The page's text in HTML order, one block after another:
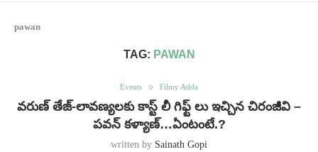
pawan
TAG: PAWAN
Events Filmy Adda
వరుణ్ తేజ్-లావణ్యలకు కాస్ట్ లీ గిఫ్ట్ లు ఇచ్చిన చిరంజీవి –
పవన్ కళ్యాణ్…ఏంటంటే.?
written by Sainath Gopi